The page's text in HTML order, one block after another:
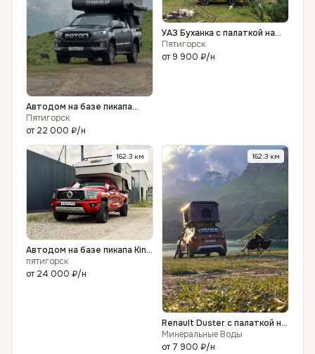
Автодом на базе пикапа
Foton Tunland G7
Пятигорск
от 22 000 ₽/н
УАЗ Буханка с палаткой на
крыше - аренда
Пятигорск
от 9 900 ₽/н
162.3 км
Автодом на базе пикапа King
Kong Poer
пятигорск
от 24 000 ₽/н
162.3 км
Renault Duster с палаткой на
крыше
Минеральные Воды
от 7 900 ₽/н